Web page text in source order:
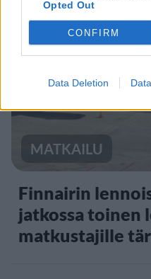
Opted Out
CONFIRM
Data Deletion
3
MATKAILU
Finnairin
jatkossa toinen
matkustajille